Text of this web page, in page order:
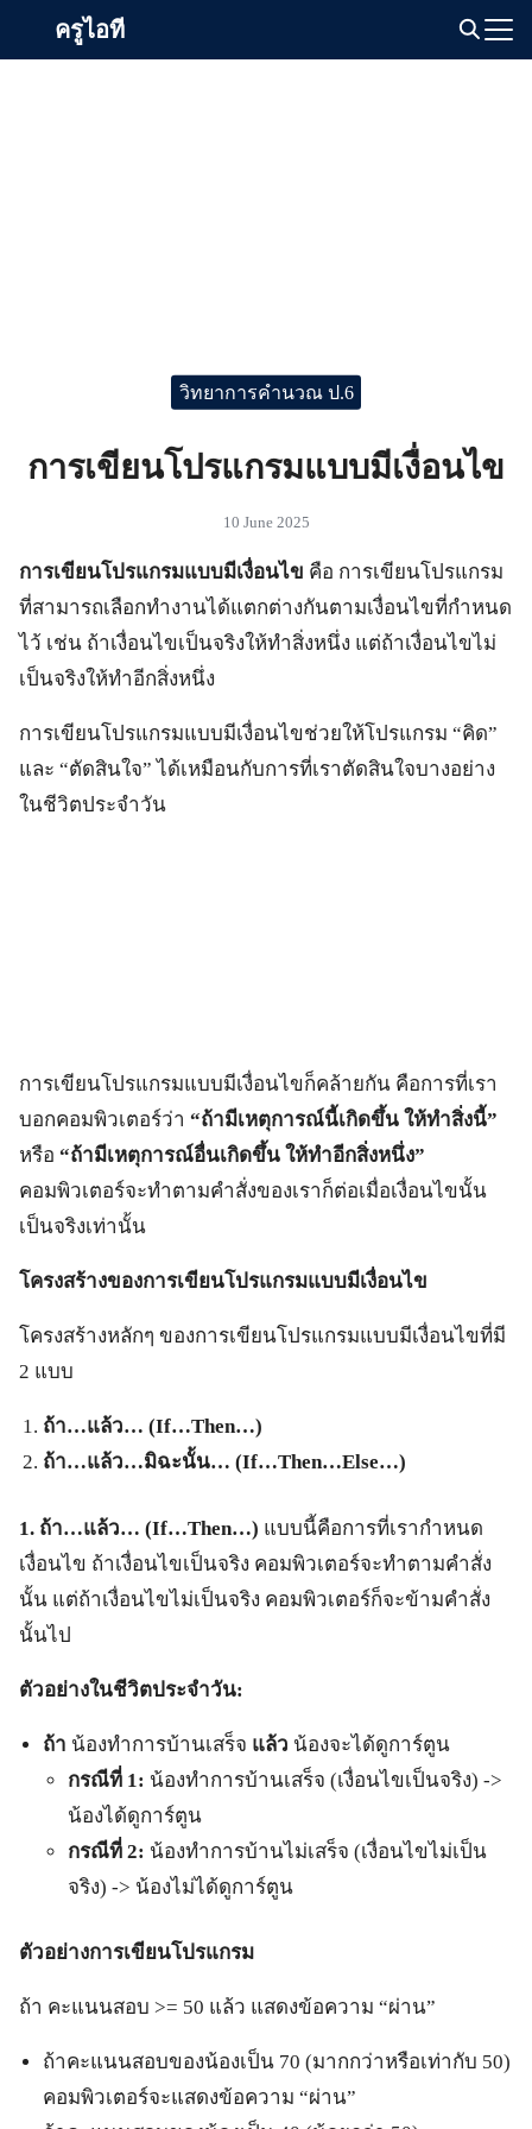
ครูไอที
วิทยาการคำนวณ ป.6
การเขียนโปรแกรมแบบมีเงื่อนไข
10 June 2025
การเขียนโปรแกรมแบบมีเงื่อนไข คือ การเขียนโปรแกรม
ที่สามารถเลือกทำงานได้แตกต่างกันตามเงื่อนไขที่กำหนด
ไว้ เช่น ถ้าเงื่อนไขเป็นจริงให้ทำสิ่งหนึ่ง แต่ถ้าเงื่อนไขไม่
เป็นจริงให้ทำอีกสิ่งหนึ่ง
การเขียนโปรแกรมแบบมีเงื่อนไขช่วยให้โปรแกรม “คิด”
และ “ตัดสินใจ” ได้เหมือนกับการที่เราตัดสินใจบางอย่าง
ในชีวิตประจำวัน
การเขียนโปรแกรมแบบมีเงื่อนไขก็คล้ายกัน คือการที่เรา
บอกคอมพิวเตอร์ว่า “ถ้ามีเหตุการณ์นี้เกิดขึ้น ให้ทำสิ่งนี้”
หรือ “ถ้ามีเหตุการณ์อื่นเกิดขึ้น ให้ทำอีกสิ่งหนึ่ง”
คอมพิวเตอร์จะทำตามคำสั่งของเราก็ต่อเมื่อเงื่อนไขนั้น
เป็นจริงเท่านั้น
โครงสร้างของการเขียนโปรแกรมแบบมีเงื่อนไข
โครงสร้างหลักๆ ของการเขียนโปรแกรมแบบมีเงื่อนไขที่มี
2 แบบ
ถ้า…แล้ว… (If…Then…)
ถ้า…แล้ว…มิฉะนั้น… (If…Then…Else…)
1. ถ้า…แล้ว… (If…Then…) แบบนี้คือการที่เรากำหนด
เงื่อนไข ถ้าเงื่อนไขเป็นจริง คอมพิวเตอร์จะทำตามคำสั่ง
นั้น แต่ถ้าเงื่อนไขไม่เป็นจริง คอมพิวเตอร์ก็จะข้ามคำสั่ง
นั้นไป
ตัวอย่างในชีวิตประจำวัน:
ถ้า น้องทำการบ้านเสร็จ แล้ว น้องจะได้ดูการ์ตูน
กรณีที่ 1: น้องทำการบ้านเสร็จ (เงื่อนไขเป็นจริง) ->
น้องได้ดูการ์ตูน
กรณีที่ 2: น้องทำการบ้านไม่เสร็จ (เงื่อนไขไม่เป็น
จริง) -> น้องไม่ได้ดูการ์ตูน
ตัวอย่างการเขียนโปรแกรม
ถ้า คะแนนสอบ >= 50 แล้ว แสดงข้อความ “ผ่าน”
ถ้าคะแนนสอบของน้องเป็น 70 (มากกว่าหรือเท่ากับ 50)
คอมพิวเตอร์จะแสดงข้อความ “ผ่าน”